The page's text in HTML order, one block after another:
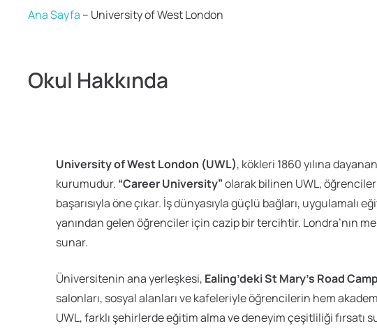
Ana Sayfa – University of West London
Okul Hakkında
University of West London (UWL), kökleri 1860 yılına
kurumudur. “Career University”olarak bilinen UWL,
başarısıyla öne çıkar. İş dünyasıyla güçlü bağları, uygulamalı
yanından gelen öğrenciler için cazip bir tercihtir. Londra’nın
sunar.
Üniversitenin ana yerleşkesi, Ealing’deki St Mary’s Road
salonları, sosyal alanları ve kafeleriyle öğrencilerin hem
UWL, farklı şehirlerde eğitim alma ve deneyim çeşitliliği fırsatı